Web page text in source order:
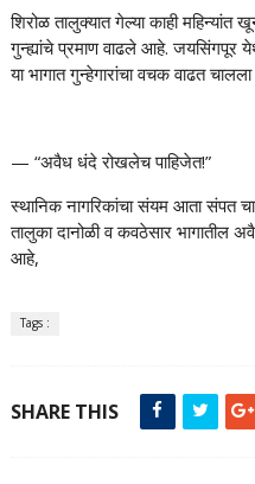
शिरोळ तालुक्यात गेल्या काही
गुन्ह्यांचे प्रमाण वाढले आहे. जयसिंगपूर
या भागात गुन्हेगारांचा वचक वाढत
— “अवैध धंदे रोखलेच पाहिजेत!”
स्थानिक नागरिकांचा संयम आता संपत
तालुका दानोळी व कवठेसार भागातील
आहे,
Tags :
SHARE THIS